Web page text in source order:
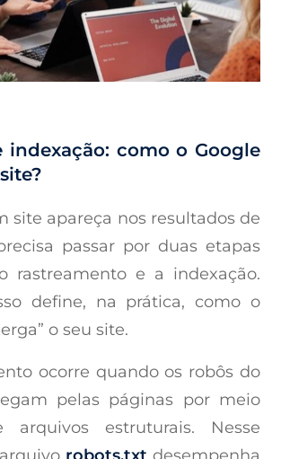
indexação: como o Google
site apareça nos resultados de
passar por duas etapas
rastreamento e a indexação.
define, na prática, como o
o seu site.
ocorre quando os robôs do
pelas páginas por meio
estruturais. Nesse